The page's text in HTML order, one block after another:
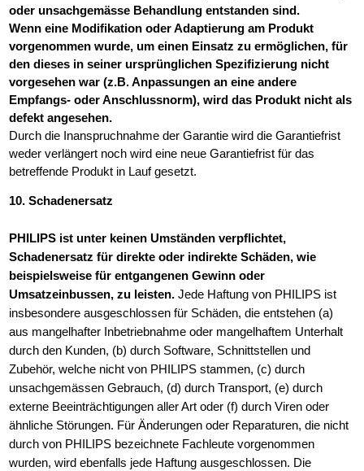
oder unsachgemässe Behandlung entstanden sind.
Wenn eine Modifikation oder Adaptierung am Produkt
vorgenommen wurde, um einen Einsatz zu ermöglichen, für
den dieses in seiner ursprünglichen Spezifizierung nicht
vorgesehen war (z.B. Anpassungen an eine andere
Empfangs- oder Anschlussnorm), wird das Produkt nicht als
defekt angesehen.
Durch die Inanspruchnahme der Garantie wird die Garantiefrist
weder verlängert noch wird eine neue Garantiefrist für das
betreffende Produkt in Lauf gesetzt.
10. Schadenersatz
PHILIPS ist unter keinen Umständen verpflichtet,
Schadenersatz für direkte oder indirekte Schäden, wie
beispielsweise für entgangenen Gewinn oder
Umsatzeinbussen, zu leisten.Jede Haftung von PHILIPS ist
insbesondere ausgeschlossen für Schäden, die entstehen (a)
aus mangelhafter Inbetriebnahme oder mangelhaftem Unterhalt
durch den Kunden, (b) durch Software, Schnittstellen und
Zubehör, welche nicht von PHILIPS stammen, (c) durch
unsachgemässen Gebrauch, (d) durch Transport, (e) durch
externe Beeinträchtigungen aller Art oder (f) durch Viren oder
ähnliche Störungen. Für Änderungen oder Reparaturen, die nicht
durch von PHILIPS bezeichnete Fachleute vorgenommen
wurden, wird ebenfalls jede Haftung ausgeschlossen. Die